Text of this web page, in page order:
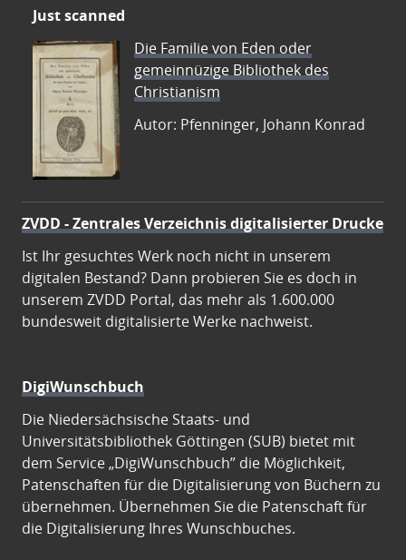
Just scanned
Die Familie von Eden oder
gemeinnüzige Bibliothek des
Christianism
Autor: Pfenninger, Johann Konrad
ZVDD - Zentrales Verzeichnis digitalisierter Drucke
Ist Ihr gesuchtes Werk noch nicht in unserem
digitalen Bestand? Dann probieren Sie es doch in
unserem ZVDD Portal, das mehr als 1.600.000
bundesweit digitalisierte Werke nachweist.
DigiWunschbuch
Die Niedersächsische Staats- und
Universitätsbibliothek Göttingen (SUB) bietet mit
dem Service „DigiWunschbuch” die Möglichkeit,
Patenschaften für die Digitalisierung von Büchern zu
übernehmen. Übernehmen Sie die Patenschaft für
die Digitalisierung Ihres Wunschbuches.